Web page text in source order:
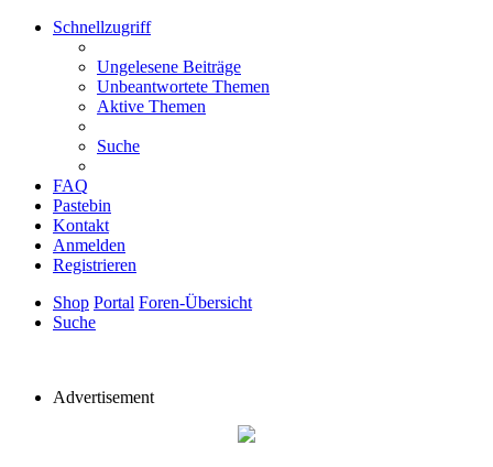
Schnellzugriff
Ungelesene Beiträge
Unbeantwortete Themen
Aktive Themen
Suche
FAQ
Pastebin
Kontakt
Anmelden
Registrieren
Shop Portal Foren-Übersicht
Suche
Advertisement